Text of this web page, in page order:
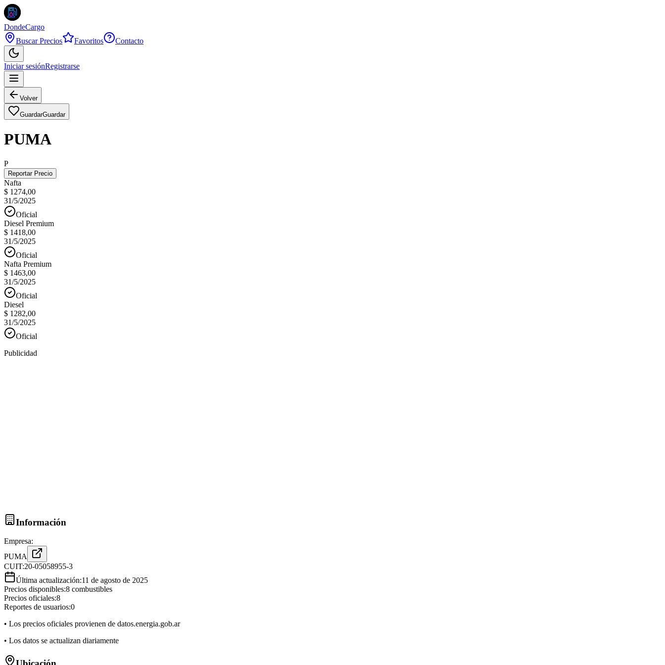
DondeCargo
Buscar Precios
Favoritos Contacto
Iniciar sesiónRegistrarse
Volver
GuardarGuardar
PUMA
P
Reportar Precio
Nafta
$ 1274,00
31/5/2025
Oficial
Diesel Premium
$ 1418,00
31/5/2025
Oficial
Nafta Premium
$ 1463,00
31/5/2025
Oficial
Diesel
$ 1282,00
31/5/2025
Oficial
Publicidad
Información
Empresa:
PUMA
CUIT:20-05058955-3
Última actualización:11 de agosto de 2025
Precios disponibles:8 combustibles
Precios oficiales:8
Reportes de usuarios:0
• Los precios oficiales provienen de datos.energia.gob.ar
• Los datos se actualizan diariamente